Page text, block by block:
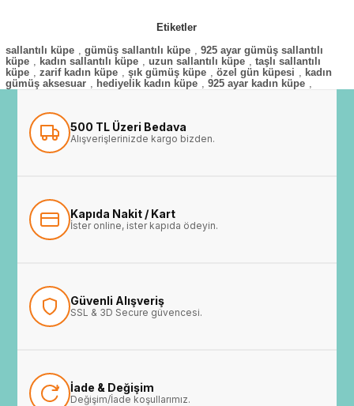
Etiketler
sallantılı küpe , gümüş sallantılı küpe , 925 ayar gümüş sallantılı
küpe , kadın sallantılı küpe , uzun sallantılı küpe , taşlı sallantılı
küpe , zarif kadın küpe , şık gümüş küpe , özel gün küpesi , kadın
gümüş aksesuar , hediyelik kadın küpe , 925 ayar kadın küpe ,
500 TL Üzeri Bedava
Alışverişlerinizde kargo bizden.
Kapıda Nakit / Kart
İster online, ister kapıda ödeyin.
Güvenli Alışveriş
SSL & 3D Secure güvencesi.
İade & Değişim
Değişim/İade koşullarımız.